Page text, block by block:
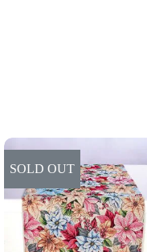
SOLD OUT